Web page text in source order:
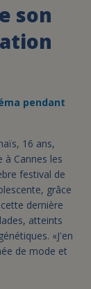
son
pendant
16 ans,
à Cannes les
festival de
grâce
dernière
atteints
«J'en
de mode et